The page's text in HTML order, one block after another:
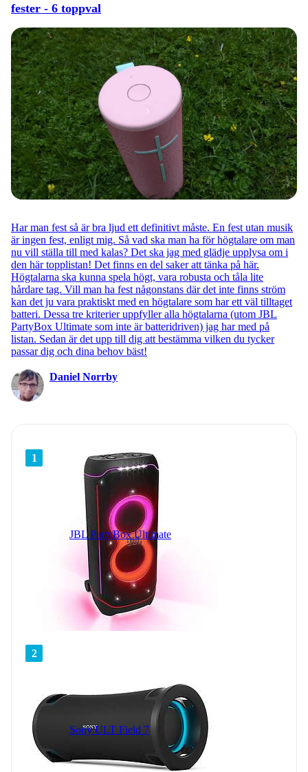
fester - 6 toppval
Har man fest så är bra ljud ett definitivt måste. En fest utan musik
är ingen fest, enligt mig. Så vad ska man ha för högtalare om man
nu vill ställa till med kalas? Det ska jag med glädje upplysa om i
den här topplistan! Det finns en del saker att tänka på här.
Högtalarna ska kunna spela högt, vara robusta och tåla lite
hårdare tag. Vill man ha fest någonstans där det inte finns ström
kan det ju vara praktiskt med en högtalare som har ett väl tilltaget
batteri. Dessa tre kriterier uppfyller alla högtalarna (utom JBL
PartyBox Ultimate som inte är batteridriven) jag har med på
listan. Sedan är det upp till dig att bestämma vilken du tycker
passar dig och dina behov bäst!
Daniel Norrby
1
JBL PartyBox Ultimate
2
Sony ULT Field 7